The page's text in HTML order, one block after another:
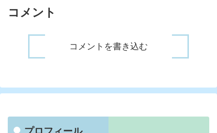
コメント
コメントを書き込む